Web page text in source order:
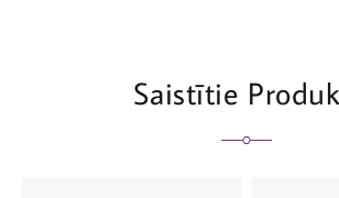
Saistītie